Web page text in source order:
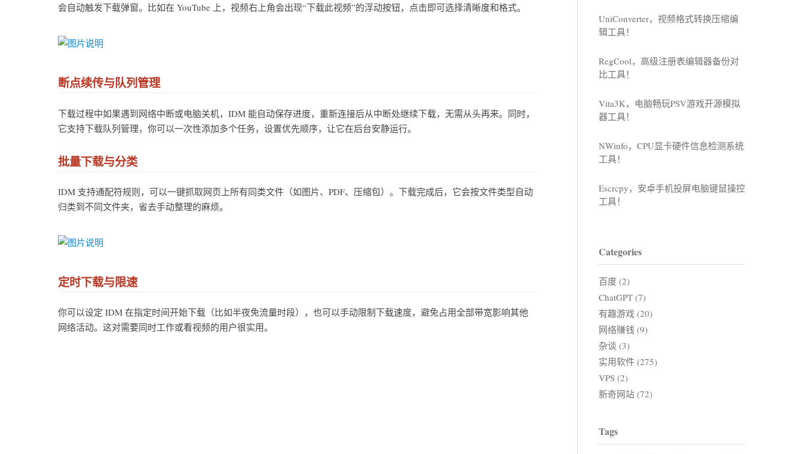
会自动触发下载弹窗。比如在 YouTube 上，视频右上角会出现“下载此视频”的浮动按钮，点击即可选择清晰度和格式。
断点续传与队列管理
下载过程中如果遇到网络中断或电脑关机，IDM 能自动保存进度，重新连接后从中断处继续下载，无需从头再来。同时，
它支持下载队列管理，你可以一次性添加多个任务，设置优先顺序，让它在后台安静运行。
批量下载与分类
IDM 支持通配符规则，可以一键抓取网页上所有同类文件（如图片、PDF、压缩包）。下载完成后，它会按文件类型自动
归类到不同文件夹，省去手动整理的麻烦。
定时下载与限速
你可以设定 IDM 在指定时间开始下载（比如半夜免流量时段），也可以手动限制下载速度，避免占用全部带宽影响其他
网络活动。这对需要同时工作或看视频的用户很实用。
UniConverter，视频格式转换压缩编
辑工具！
RegCool，高级注册表编辑器备份对
比工具！
Vita3K，电脑畅玩PSV游戏开源模拟
器工具！
NWinfo，CPU显卡硬件信息检测系统
工具！
Escrcpy，安卓手机投屏电脑键鼠操控
工具！
Categories
百度 (2)
ChatGPT (7)
有趣游戏 (20)
网络赚钱 (9)
杂谈 (3)
实用软件 (275)
VPS (2)
新奇网站 (72)
Tags